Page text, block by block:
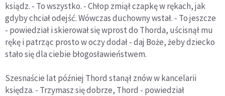
ksiądz. - To wszystko. - Chłop zmiął czapkę w rękach, jak
gdyby chciał odejść. Wówczas duchowny wstał. - To jeszcze
- powiedział i skierował się wprost do Thorda, uścisnął mu
rękę i patrząc prosto w oczy dodał - daj Boże, żeby dziecko
stało się dla ciebie błogosławieństwem.
Szesnaście lat później Thord stanął znów w kancelarii
księdza. - Trzymasz się dobrze, Thord - powiedział